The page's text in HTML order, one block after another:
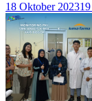
18 Oktober 2023